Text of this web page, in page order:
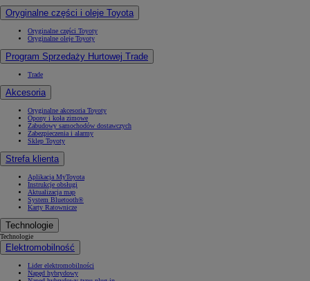
Oryginalne części i oleje Toyota
Oryginalne części Toyoty
Oryginalne oleje Toyoty
Program Sprzedaży Hurtowej Trade
Trade
Akcesoria
Oryginalne akcesoria Toyoty
Opony i koła zimowe
Zabudowy samochodów dostawczych
Zabezpieczenia i alarmy
Sklep Toyoty
Strefa klienta
Aplikacja MyToyota
Instrukcje obsługi
Aktualizacja map
System Bluetooth®
Karty Ratownicze
Technologie
Technologie
Elektromobilność
Lider elektromobilności
Napęd hybrydowy